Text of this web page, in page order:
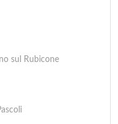
sul Rubicone